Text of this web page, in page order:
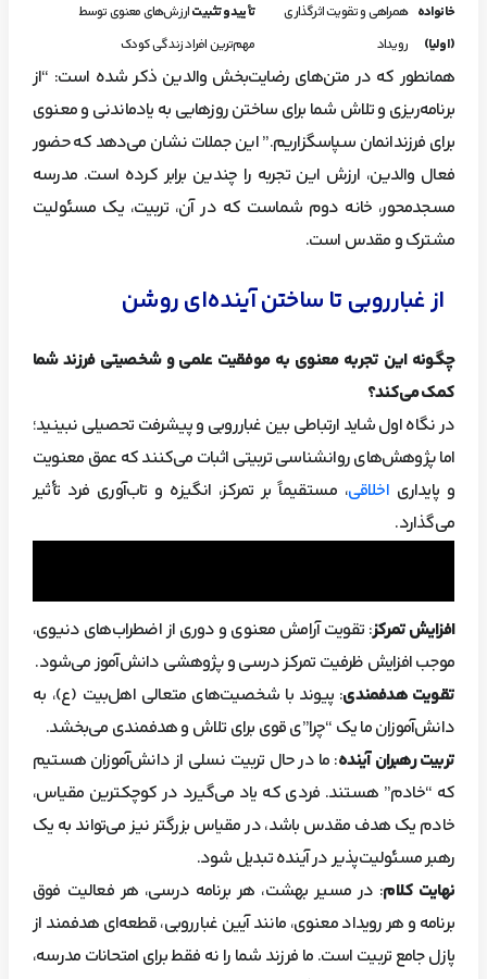
خانواده
(اولیا)
همراهی و تقویت اثرگذاری
رویداد
تأیید و تثبیتارزش‌های معنوی توسط
مهم‌ترین افراد زندگی کودک
همانطور که در متن‌های رضایت‌بخش والدین ذکر شده است: “از
برنامه‌ریزی و تلاش شما برای ساختن روزهایی به یادماندنی و معنوی
برای فرزندانمان سپاسگزاریم.” این جملات نشان می‌دهد که حضور
فعال والدین، ارزش این تجربه را چندین برابر کرده است. مدرسه
مسجدمحور، خانه دوم شماست که در آن، تربیت، یک مسئولیت
مشترک و مقدس است.
از غبارروبی تا ساختن آینده‌ای روشن
چگونه این تجربه معنوی به موفقیت علمی و شخصیتی فرزند شما
کمک می‌کند؟
در نگاه اول شاید ارتباطی بین غبارروبی و پیشرفت تحصیلی نبینید؛
اما پژوهش‌های روانشناسی تربیتی اثبات می‌کنند که عمق معنویت
و پایداریاخلاقی، مستقیماً بر تمرکز، انگیزه و تاب‌آوری فرد تأثیر
می‌گذارد.
افزایش تمرکز: تقویت آرامش معنوی و دوری از اضطراب‌های دنیوی،
موجب افزایش ظرفیت تمرکز درسی و پژوهشی دانش‌آموز می‌شود.
تقویت هدفمندی: پیوند با شخصیت‌های متعالی اهل‌بیت (ع)، به
دانش‌آموزان ما یک “چرا”ی قوی برای تلاش و هدفمندی می‌بخشد.
تربیت رهبران آینده: ما در حال تربیت نسلی از دانش‌آموزان هستیم
که “خادم” هستند. فردی که یاد می‌گیرد در کوچکترین مقیاس،
خادم یک هدف مقدس باشد، در مقیاس بزرگتر نیز می‌تواند به یک
رهبر مسئولیت‌پذیر در آینده تبدیل شود.
نهایت کلام: در مسیر بهشت، هر برنامه درسی، هر فعالیت فوق
برنامه و هر رویداد معنوی، مانند آیین غبارروبی، قطعه‌ای هدفمند از
پازل جامع تربیت است. ما فرزند شما را نه فقط برای امتحانات مدرسه،